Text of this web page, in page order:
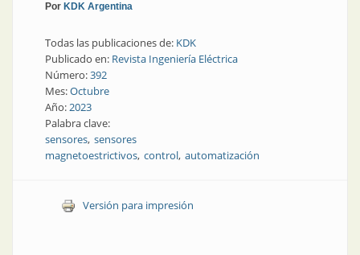
Por KDK Argentina
Todas las publicaciones de: KDK
Publicado en: Revista Ingeniería Eléctrica
Número:392
Mes:Octubre
Año:2023
Palabra clave:
sensores sensores
magnetoestrictivos control automatización
Versión para impresión